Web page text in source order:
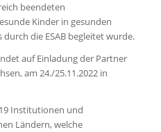
beendeten
Kinder in gesunden
die ESAB begleitet wurde.
auf Einladung der Partner
am 24./25.11.2022 in
Institutionen und
Ländern, welche